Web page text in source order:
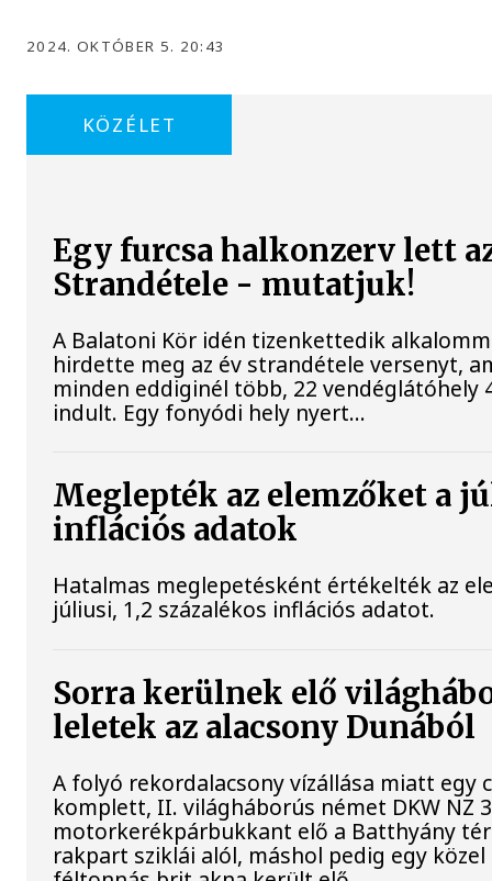
2024. OKTÓBER 5. 20:43
KÖZÉLET
Egy furcsa halkonzerv lett
Strandétele - mutatjuk!
A Balatoni Kör idén tizenkettedik
hirdette meg az év strandétele versenyt,
minden eddiginél több, 22 vendéglátóhely
indult. Egy fonyódi hely nyert...
Meglepték az elemzőket a
inflációs adatok
Hatalmas meglepetésként értékelték az
júliusi, 1,2 százalékos inflációs adatot.
Sorra kerülnek elő
leletek az alacsony Dunából
A folyó rekordalacsony vízállása miatt egy
komplett, II. világháborús német DKW NZ
motorkerékpárbukkant elő a Batthyány
rakpart sziklái alól, máshol pedig egy közel